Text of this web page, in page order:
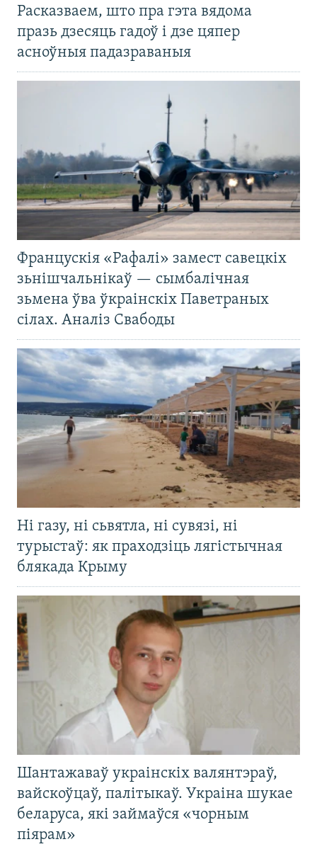
Расказваем, што пра гэта вядома
празь дзесяць гадоў і дзе цяпер
асноўныя падазраваныя
Францускія «Рафалі» замест савецкіх
зьнішчальнікаў — сымбалічная
зьмена ўва ўкраінскіх Паветраных
сілах. Аналіз Свабоды
Ні газу, ні сьвятла, ні сувязі, ні
турыстаў: як праходзіць лягістычная
блякада Крыму
Шантажаваў украінскіх валянтэраў,
вайскоўцаў, палітыкаў. Украіна шукае
беларуса, які займаўся «чорным
піярам»